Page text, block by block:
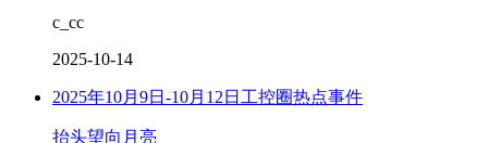
c_cc
2025-10-14
2025年10月9日-10月12日工控圈热点事件
抬头望向月亮